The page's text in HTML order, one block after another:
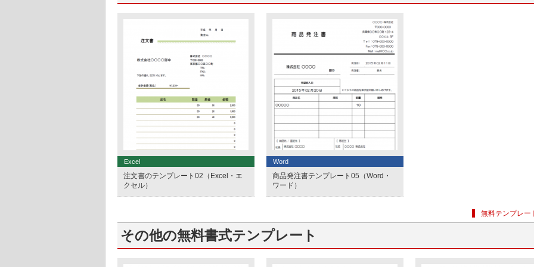
Excel
注文書のテンプレート02（Excel・エ
クセル）
Word
商品発注書テンプレート05（Word・
ワード）
無料テンプレー
その他の無料書式テンプレート